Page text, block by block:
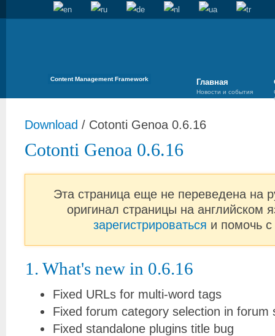
Content Management Framework Главная
Новости и события
Download / Cotonti Genoa 0.6.16
Cotonti Genoa 0.6.16
Эта страница еще не переведена на
оригинал страницы на английском
зарегистрироваться и помочь
1. What's new in 0.6.16
Fixed URLs for multi-word tags
Fixed forum category selection in forum
Fixed standalone plugins title bug